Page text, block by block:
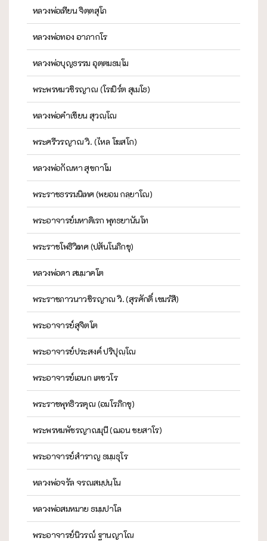
หลวงพ่อเทียน จิตฺตสุโภ
หลวงพ่อทอง อาภากโร
หลวงพ่อบุญธรรม อุตฺตมธมฺโม
พระพรหมวชิรญาณ (โรเบิร์ต สุเมโธ)
หลวงพ่อคำเขียน สุวณฺโณ
พระศรีวรญาณ วิ. (ไหล โฆสโก)
หลวงพ่อกัณหา สุขกาโม
พระราชธรรมนิเทศ (พยอม กลฺยาโณ)
พระอาจารย์มหาดิเรก พุทธยานันโท
พระราชโพธิวิเทศ (ปสันโนภิกขุ)
หลวงพ่อดา สมฺมาคโต
พระราชภาวนาวชิรญาณ วิ. (สุรศักดิ์ เขมรํสี)
พระอาจารย์สุจิตโต
พระอาจารย์ประสงค์ ปริปุณฺโณ
พระอาจารย์เอนก เตชวโร
พระราชพุทธิวรคุณ (อมโรภิกขุ)
พระพรหมพัชรญาณมุนี (ฌอน ชยสาโร)
พระอาจารย์สำราญ ธมฺมธุโร
หลวงพ่อจรัล จรณสมฺปนฺโน
หลวงพ่อสมหมาย ธมฺมปาโล
พระอาจารย์นิวรณ์ ฐานญาโณ